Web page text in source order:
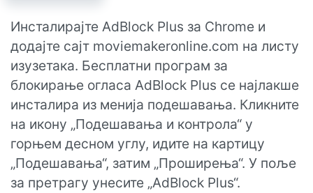
Инсталирајте AdBlock Plus за Chrome и
додајте сајт moviemakeronline.com на листу
изузетака. Бесплатни програм за
блокирање огласа AdBlock Plus се најлакше
инсталира из менија подешавања. Кликните
на икону „Подешавања и контрола“ у
горњем десном углу, идите на картицу
„Подешавања“, затим „Проширења“. У поље
за претрагу унесите „AdBlock Plus“.